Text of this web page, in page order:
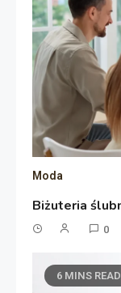
Moda
Biżuteria
0
6 MINS READ